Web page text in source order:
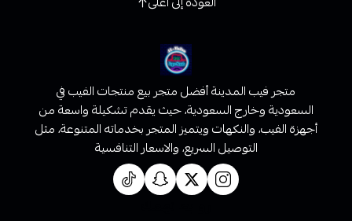
متجر فيب المدينة أفضل متجر بيع منتجات الفيب في
السعودية وخارج السعودية، حيث يقدم تشكيلة واسعة من
أجهزة الفيب، والنكهات ويتميز المتجر بخدماته المتنوعة، مثل
التوصيل السريع، والاسعار التنافسية